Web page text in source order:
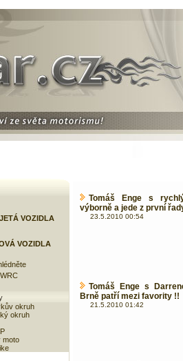
VOZIDLA
VOZIDLA
okruh
okruh
moto
Tomáš Enge s
výborně a jede z první
23.5.2010 00:54
Tomáš Enge s
Brně patří mezi favority !!
21.5.2010 01:42